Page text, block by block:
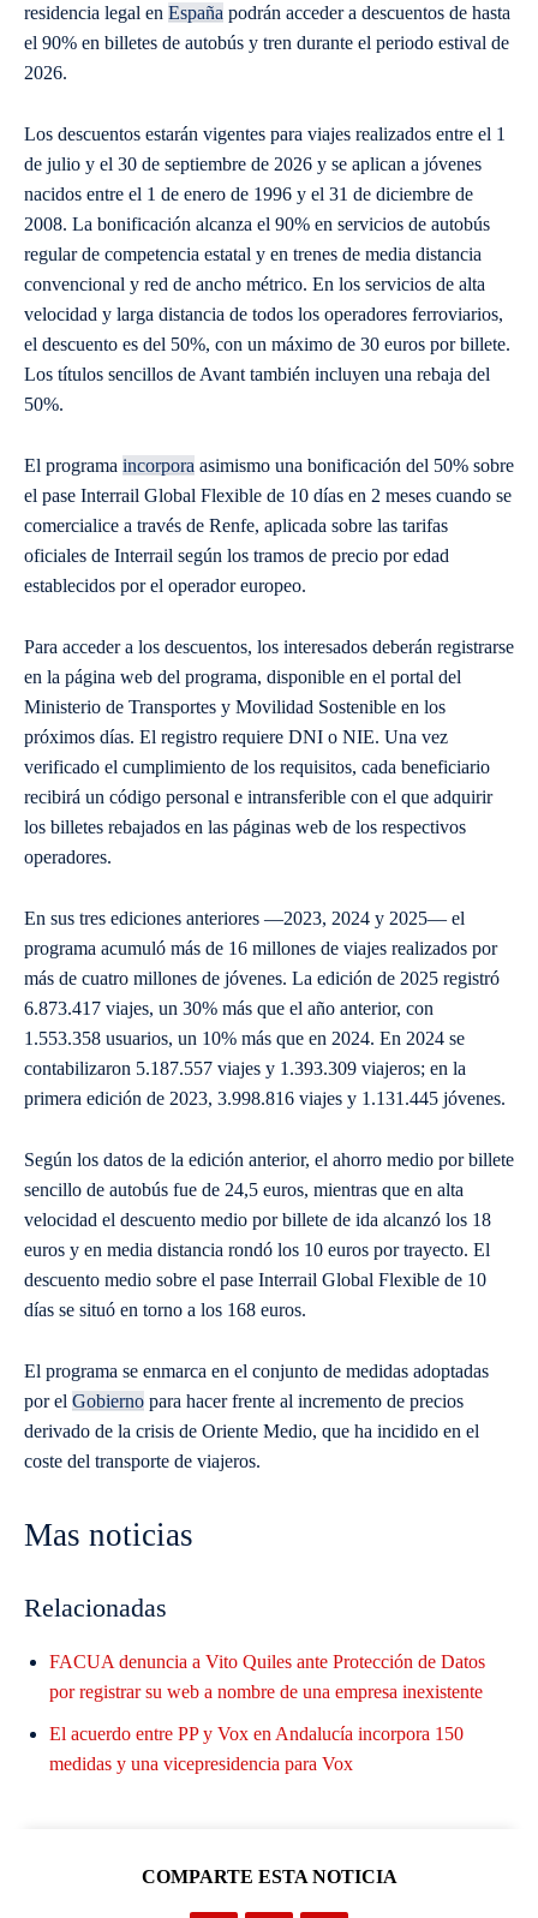
residencia legal en España podrán acceder a descuentos de hasta
el 90% en billetes de autobús y tren durante el periodo estival de
2026.
Los descuentos estarán vigentes para viajes realizados entre el 1
de julio y el 30 de septiembre de 2026 y se aplican a jóvenes
nacidos entre el 1 de enero de 1996 y el 31 de diciembre de
2008. La bonificación alcanza el 90% en servicios de autobús
regular de competencia estatal y en trenes de media distancia
convencional y red de ancho métrico. En los servicios de alta
velocidad y larga distancia de todos los operadores ferroviarios,
el descuento es del 50%, con un máximo de 30 euros por billete.
Los títulos sencillos de Avant también incluyen una rebaja del
50%.
El programa incorpora asimismo una bonificación del 50% sobre
el pase Interrail Global Flexible de 10 días en 2 meses cuando se
comercialice a través de Renfe, aplicada sobre las tarifas
oficiales de Interrail según los tramos de precio por edad
establecidos por el operador europeo.
Para acceder a los descuentos, los interesados deberán registrarse
en la página web del programa, disponible en el portal del
Ministerio de Transportes y Movilidad Sostenible en los
próximos días. El registro requiere DNI o NIE. Una vez
verificado el cumplimiento de los requisitos, cada beneficiario
recibirá un código personal e intransferible con el que adquirir
los billetes rebajados en las páginas web de los respectivos
operadores.
En sus tres ediciones anteriores —2023, 2024 y 2025— el
programa acumuló más de 16 millones de viajes realizados por
más de cuatro millones de jóvenes. La edición de 2025 registró
6.873.417 viajes, un 30% más que el año anterior, con
1.553.358 usuarios, un 10% más que en 2024. En 2024 se
contabilizaron 5.187.557 viajes y 1.393.309 viajeros; en la
primera edición de 2023, 3.998.816 viajes y 1.131.445 jóvenes.
Según los datos de la edición anterior, el ahorro medio por billete
sencillo de autobús fue de 24,5 euros, mientras que en alta
velocidad el descuento medio por billete de ida alcanzó los 18
euros y en media distancia rondó los 10 euros por trayecto. El
descuento medio sobre el pase Interrail Global Flexible de 10
días se situó en torno a los 168 euros.
El programa se enmarca en el conjunto de medidas adoptadas
por el Gobierno para hacer frente al incremento de precios
derivado de la crisis de Oriente Medio, que ha incidido en el
coste del transporte de viajeros.
Mas noticias
Relacionadas
FACUA denuncia a Vito Quiles ante Protección de Datos
por registrar su web a nombre de una empresa inexistente
El acuerdo entre PP y Vox en Andalucía incorpora 150
medidas y una vicepresidencia para Vox
COMPARTE ESTA NOTICIA